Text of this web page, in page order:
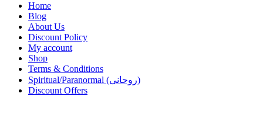
Home
Blog
About Us
Discount Policy
My account
Shop
Terms & Conditions
Spiritual/Paranormal (روحانی)
Discount Offers